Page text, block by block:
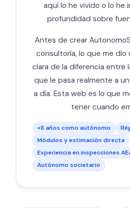
aquí lo he vivido o lo he
profundidad sobre
Antes de crear
consultoría, lo que me
clara de la diferencia entre
que le pasa realmente a
a día. Esta web es lo que
tener cuando
+8 años como autónomo
Módulos y estimación directa
Experiencia en inspecciones
Autónomo societario